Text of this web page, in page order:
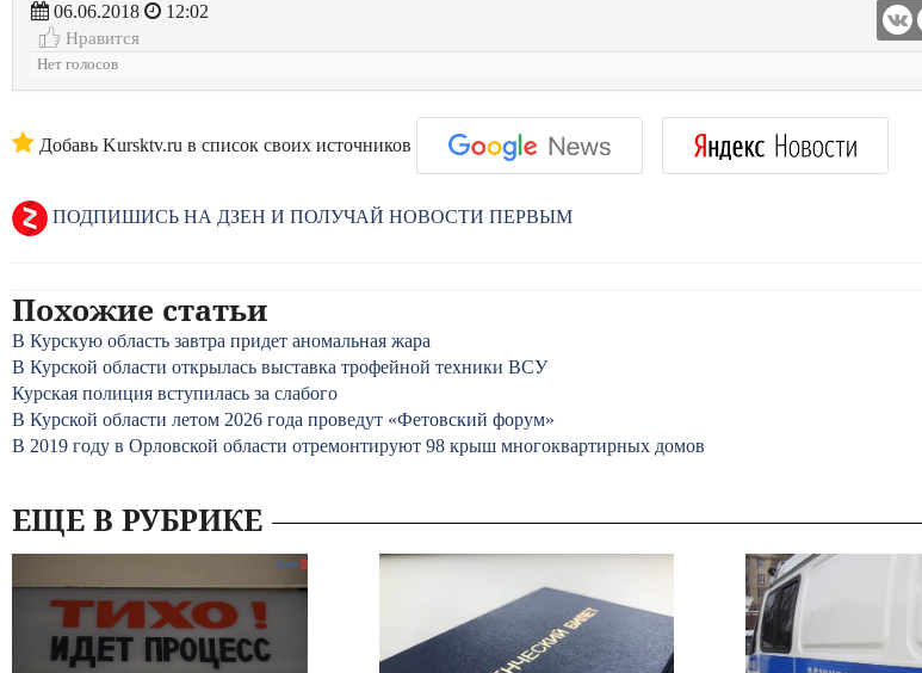
06.06.2018
12:02
Нравится
Нет голосов
Добавь Kursktv.ru в список своих источников
ПОДПИШИСЬ НА ДЗЕН И ПОЛУЧАЙ НОВОСТИ ПЕРВЫМ
Похожие статьи
В Курскую область завтра придет аномальная жара
В Курской области открылась выставка трофейной техники ВСУ
Курская полиция вступилась за слабого
В Курской области летом 2026 года проведут «Фетовский форум»
В 2019 году в Орловской области отремонтируют 98 крыш многоквартирных домов
ЕЩЕ В РУБРИКЕ